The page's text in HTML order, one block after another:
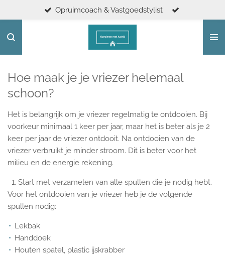
direct
naar
Opruimcoach & Vastgoedstylist
Hoe maak je je vriezer helemaal
schoon?
Het is belangrijk om je vriezer regelmatig te ontdooien. Bij
voorkeur minimaal 1 keer per jaar, maar het is beter als je 2
keer per jaar de vriezer ontdooit. Na ontdooien van de
vriezer verbruikt je minder stroom. Dit is beter voor het
milieu en de energie rekening.
1. Start met verzamelen van alle spullen die je nodig hebt.
Voor het ontdooien van je vriezer heb je de volgende
spullen nodig:
Lekbak
Handdoek
Houten spatel, plastic ijskrabber